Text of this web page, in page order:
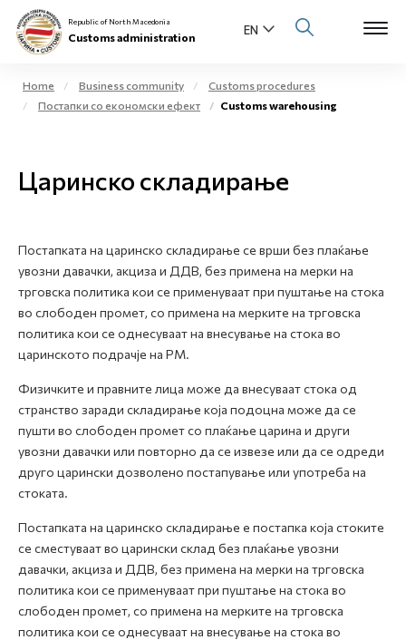
Individuals
Open
E-Customs
Open
Media center
Contact
Republic of North Macedonia
Customs administration
Home Business community
Customs procedures
Постапки со економски ефект
Customs warehousing
Царинско складирање
Постапката на царинско складирање се врши без плаќање
увозни давачки, акциза и ДДВ, без примена на мерки на
трговска политика кои се применуваат при пуштање на стока
во слободен промет, со примена на мерките на трговска
политика кои се однесуваат на внесување на стока во
царинското подрачје на РМ.
Физичките и правните лица може да внесуваат стока од
странство заради складирање која подоцна може да се
пушти во слободен промет со плаќање царина и други
увозни давачки или повторно да се извезе или да се одреди
друго царински дозволено постапување или употреба на
стоката.
Постапката на царинско складирање е постапка која стоките
се сместуваат во царински склад без плаќање увозни
давачки, акциза и ДДВ, без примена на мерки на трговска
политика кои се применуваат при пуштање на стока во
слободен промет, со примена на мерките на трговска
политика кои се однесуваат на внесување на стока во